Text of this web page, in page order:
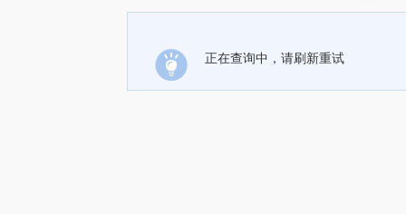
正在查询中，请刷新重试